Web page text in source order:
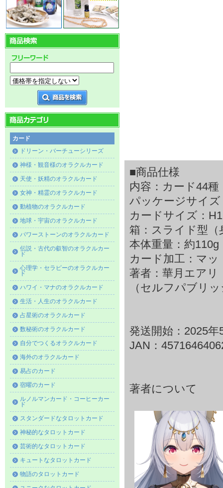
カード
ドリーン・バーチューシリーズ
神様・観音様のオラクルカード
天使・妖精のオラクルカード
女神・精霊のオラクルカード
動植物のオラクルカード
地球・宇宙のオラクルカード
パワーストーンのオラクルカード
伝説・古代の叡智のオラクルカー
ド
心理学・セラピーのオラクルカー
ド
ハワイ・マナのオラクルカード
生活・人生のオラクルカード
占星術のオラクルカード
数秘術のオラクルカード
自分でつくるオラクルカード
海外のオラクルカード
易占のカード
宿曜のカード
ルノルマンカード・コーヒーカー
ド
スタンダードなタロットカード
神秘的なタロットカード
芸術的なタロットカード
キュートなタロットカード
物語のタロットカード
■商品仕様
内容：カード44
パッケージサイズ
カードサイズ：
箱：スライド型
本体重量：約110g
カード加工：マッ
著者：華月エアリ
（セルフパブリ
発送開始：2025年
JAN：
著者について